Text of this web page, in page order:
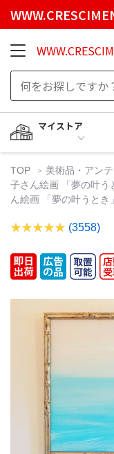
マイストア
TOP 美術品・アン
子さん絵画 「夢の叶
ん絵画 「夢の叶うと
(3558)